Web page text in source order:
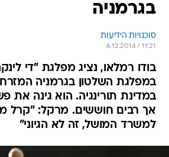
בגרמניה
סוכנויות הידיעות
6.12.2014 / 11:21
בודו רמלאו, נציג מפלגת "די
במפלגת השלטון בגרמניה
במדינת תורינגיה. הוא גינה את
אך רבים חוששים. מרקל: "קרל
למשרד המושל, זה לא הגיוני"